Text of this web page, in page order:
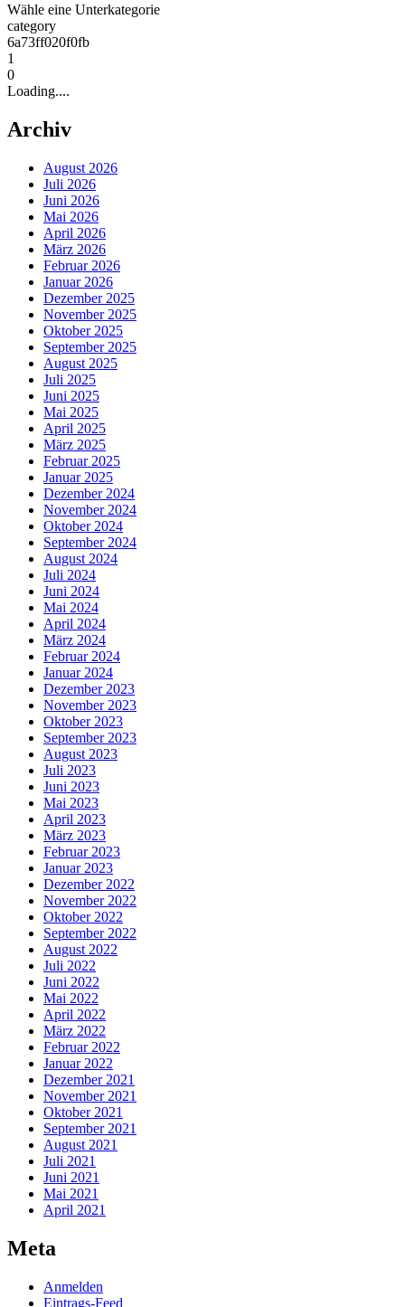
Wähle eine Unterkategorie
category
6a73ff020f0fb
1
0
Loading....
Archiv
August 2026
Juli 2026
Juni 2026
Mai 2026
April 2026
März 2026
Februar 2026
Januar 2026
Dezember 2025
November 2025
Oktober 2025
September 2025
August 2025
Juli 2025
Juni 2025
Mai 2025
April 2025
März 2025
Februar 2025
Januar 2025
Dezember 2024
November 2024
Oktober 2024
September 2024
August 2024
Juli 2024
Juni 2024
Mai 2024
April 2024
März 2024
Februar 2024
Januar 2024
Dezember 2023
November 2023
Oktober 2023
September 2023
August 2023
Juli 2023
Juni 2023
Mai 2023
April 2023
März 2023
Februar 2023
Januar 2023
Dezember 2022
November 2022
Oktober 2022
September 2022
August 2022
Juli 2022
Juni 2022
Mai 2022
April 2022
März 2022
Februar 2022
Januar 2022
Dezember 2021
November 2021
Oktober 2021
September 2021
August 2021
Juli 2021
Juni 2021
Mai 2021
April 2021
Meta
Anmelden
Eintrags-Feed